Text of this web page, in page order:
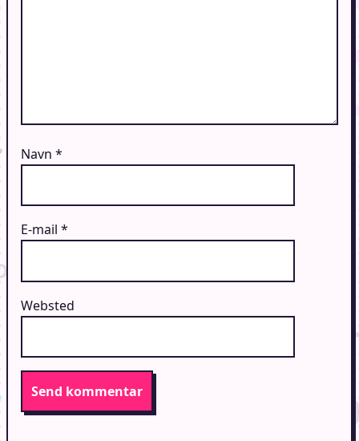
Navn *
E-mail *
Websted